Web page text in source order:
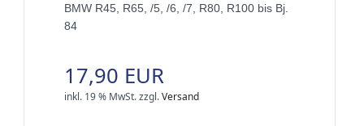
BMW R45, R65, /5, /6, /7, R80, R100 bis Bj.
84
17,90 EUR
inkl. 19 % MwSt.zzgl.Versand